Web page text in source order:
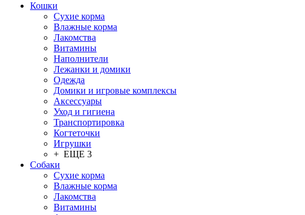
Кошки
Сухие корма
Влажные корма
Лакомства
Витамины
Наполнители
Лежанки и домики
Одежда
Домики и игровые комплексы
Аксессуары
Уход и гигиена
Транспортировка
Когтеточки
Игрушки
+ ЕЩЕ 3
Собаки
Сухие корма
Влажные корма
Лакомства
Витамины